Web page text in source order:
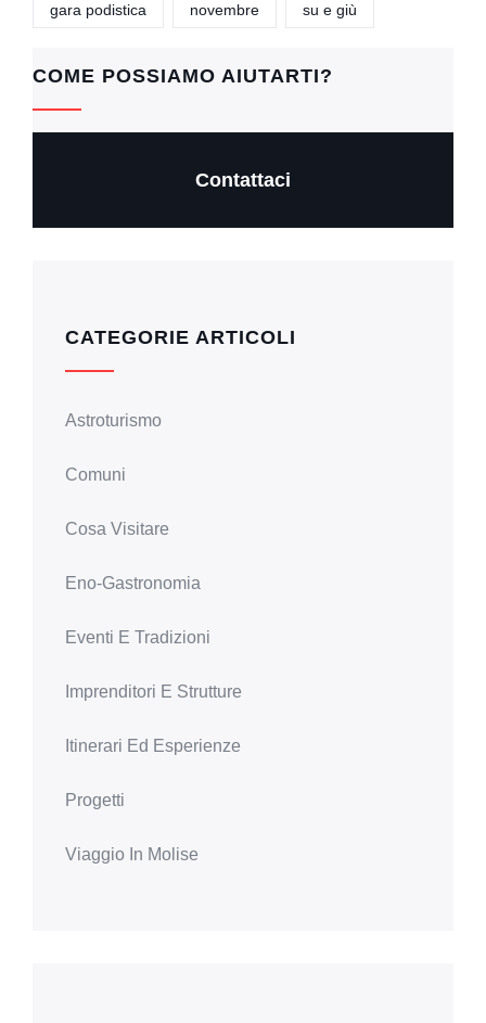
b
o
k
A
p
Li
k
gara podistica novembre su e giù
COME POSSIAMO AIUTARTI?
Contattaci
CATEGORIE ARTICOLI
Astroturismo
Comuni
Cosa Visitare
Eno-Gastronomia
Eventi E Tradizioni
Imprenditori E Strutture
Itinerari Ed Esperienze
Progetti
Viaggio In Molise